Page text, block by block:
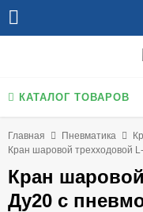
КАТАЛОГ ТОВАРОВ
Главная Пневматика
Кран шаровой трехходовой
Кран
Ду20 с